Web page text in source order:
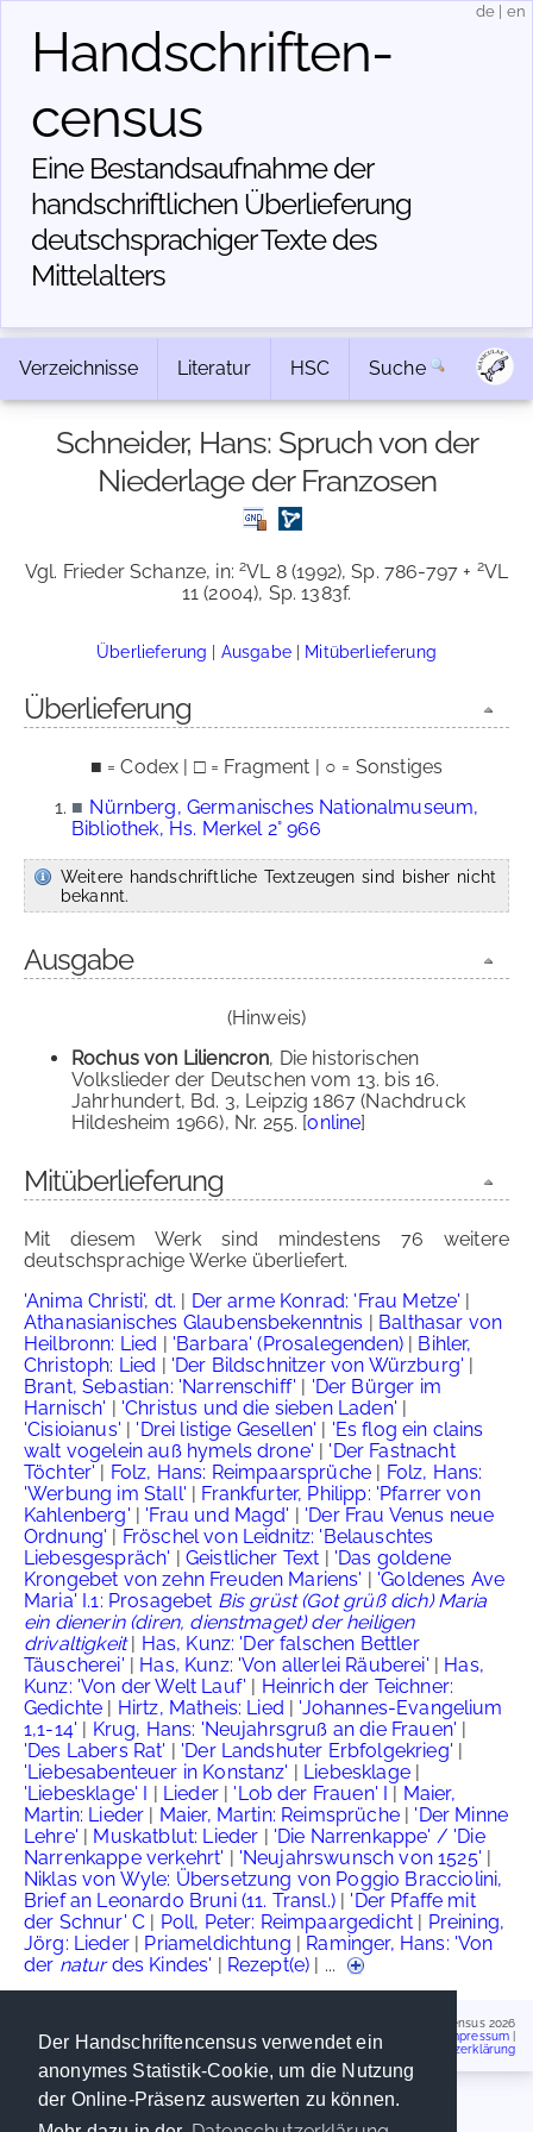
Der Handschriftencensus verwendet ein
anonymes Statistik-Cookie, um die Nutzung
der Online-Präsenz auswerten zu können.
Handschriften­
census
Eine Bestandsaufnahme der
handschriftlichen Über­lieferung
deutschsprachiger Texte des
Mittelalters
de en
Verzeichnisse Literatur HSC Suche
Schneider, Hans: Spruch von der
Niederlage der Franzosen
Vgl. Frieder Schanze, in:2VL 8 (1992), Sp. 786-797 + 2VL
11 (2004), Sp. 1383f.
Überlieferung | Ausgabe| Mitüberlieferung
Überlieferung
■ = Codex | □ = Fragment | ○ = Sonstiges
■ Nürnberg, Germanisches Nationalmuseum,
Bibliothek, Hs. Merkel 2° 966
Weitere handschriftliche Textzeugen sind bisher nicht
bekannt.
Ausgabe
(Hinweis)
Rochus von Liliencron, Die historischen
Volkslieder der Deutschen vom 13. bis 16.
Jahrhundert, Bd. 3, Leipzig 1867 (Nachdruck
Hildesheim 1966), Nr. 255. [online]
Mitüberlieferung
Mit diesem Werk sind mindestens 76 weitere
deutschsprachige Werke überliefert.
'Anima Christi', dt. | Der arme Konrad: 'Frau Metze' |
Athanasianisches Glaubensbekenntnis | Balthasar von
Heilbronn: Lied | 'Barbara' (Prosalegenden)| Bihler,
Christoph: Lied | 'Der Bildschnitzer von Würzburg' |
Brant, Sebastian: 'Narrenschiff' | 'Der Bürger im
Harnisch' | 'Christus und die sieben Laden' |
'Cisioianus' | 'Drei listige Gesellen' | 'Es flog ein clains
walt vogelein auß hymels drone' | 'Der Fastnacht
Töchter' | Folz, Hans: Reimpaarsprüche | Folz, Hans:
'Werbung im Stall' | Frankfurter, Philipp: 'Pfarrer von
Kahlenberg' | 'Frau und Magd' | 'Der Frau Venus neue
Ordnung' | Fröschel von Leidnitz: 'Belauschtes
Liebesgespräch' | Geistlicher Text | 'Das goldene
Krongebet von zehn Freuden Mariens' | 'Goldenes Ave
Maria' I.1: Prosagebet Bis grüst (Got grüß dich) Maria
ein dienerin (diren, dienstmaget) der heiligen
drivaltigkeit| Has, Kunz: 'Der falschen Bettler
Täuscherei' | Has, Kunz: 'Von allerlei Räuberei' | Has,
Kunz: 'Von der Welt Lauf' | Heinrich der Teichner:
Gedichte | Hirtz, Matheis: Lied | 'Johannes-Evangelium
1,1-14' | Krug, Hans: 'Neujahrsgruß an die Frauen' |
'Des Labers Rat' | 'Der Landshuter Erbfolgekrieg' |
'Liebesabenteuer in Konstanz' | Liebesklage|
'Liebesklage' I | Lieder| 'Lob der Frauen' I | Maier,
Martin: Lieder | Maier, Martin: Reimsprüche| 'Der Minne
Lehre' | Muskatblut: Lieder | 'Die Narrenkappe' / 'Die
Narrenkappe verkehrt' | 'Neujahrswunsch von 1525' |
Niklas von Wyle: Übersetzung von Poggio Bracciolini,
Brief an Leonardo Bruni (11. Transl.)| 'Der Pfaffe mit
der Schnur' C | Poll, Peter: Reimpaargedicht | Preining,
Jörg: Lieder| Priameldichtung | Raminger, Hans: 'Von
der naturdes Kindes' | Rezept(e) | ...
Handschriftencensus 2026
Impressum
Datenschutzerklärung